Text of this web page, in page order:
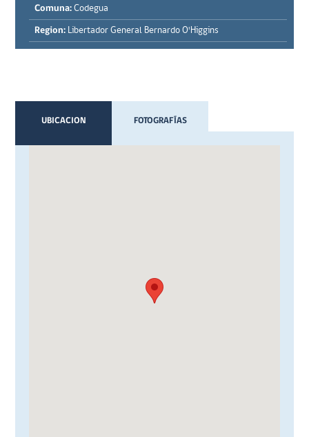
Comuna: Codegua
Region: Libertador General Bernardo O'Higgins
UBICACION FOTOGRAFÍAS